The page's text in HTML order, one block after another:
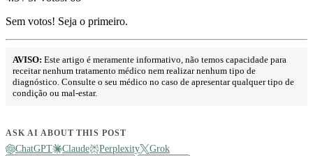
Sem votos! Seja o primeiro.
AVISO: Este artigo é meramente informativo, não temos capacidade para
receitar nenhum tratamento médico nem realizar nenhum tipo de
diagnóstico. Consulte o seu médico no caso de apresentar qualquer tipo de
condição ou mal-estar.
ASK AI ABOUT THIS POST
ChatGPT Claude Perplexity Grok